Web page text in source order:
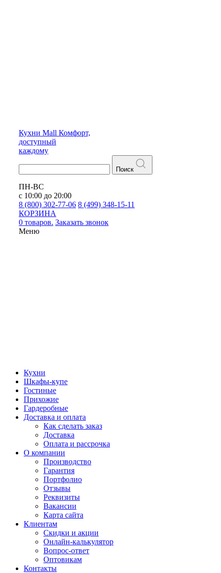
Кухни Mall Комфорт,
доступный
каждому
Поиск
ПН-ВС
с 10:00 до 20:00
8 (800) 302-77-06 8 (499) 348-15-11
КОРЗИНА
0 товаров. Заказать звонок
Меню
Кухни
Шкафы-купе
Гостиные
Прихожие
Гардеробные
Доставка и оплата
Как сделать заказ
Доставка
Оплата и рассрочка
О компании
Производство
Гарантия
Портфолио
Отзывы
Реквизиты
Вакансии
Карта сайта
Клиентам
Скидки и акции
Онлайн-калькулятор
Вопрос-ответ
Оптовикам
Контакты